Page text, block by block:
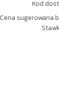
Kod
Cena sugerowana